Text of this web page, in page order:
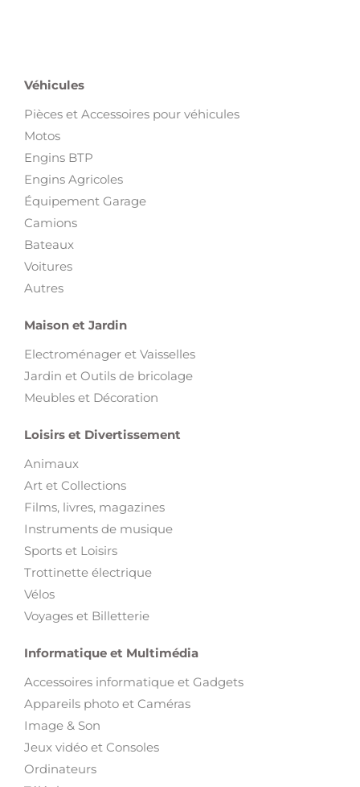
Véhicules
Pièces et Accessoires pour véhicules
Motos
Engins BTP
Engins Agricoles
Équipement Garage
Camions
Bateaux
Voitures
Autres
Maison et Jardin
Electroménager et Vaisselles
Jardin et Outils de bricolage
Meubles et Décoration
Loisirs et Divertissement
Animaux
Art et Collections
Films, livres, magazines
Instruments de musique
Sports et Loisirs
Trottinette électrique
Vélos
Voyages et Billetterie
Informatique et Multimédia
Accessoires informatique et Gadgets
Appareils photo et Caméras
Image & Son
Jeux vidéo et Consoles
Ordinateurs